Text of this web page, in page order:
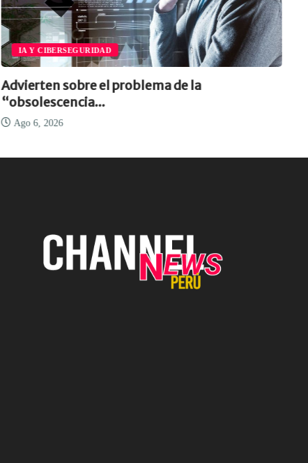
IA Y CIBERSEGURIDAD
Advierten sobre el problema de la
“obsolescencia...
Ago 6, 2026